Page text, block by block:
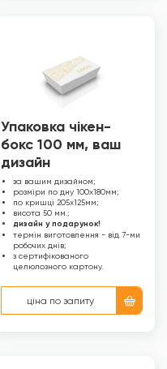
Упаковка чікен-
бокс 100 мм, ваш
дизайн
за вашим дизайном;
розміри по дну 100х180мм;
по кришці 205х125мм;
висота 50 мм.;
дизайн у подарунок!
термін виготовлення - від 7-ми
робочих днів;
з сертифікованого
целюлозного картону.
ціна по запиту